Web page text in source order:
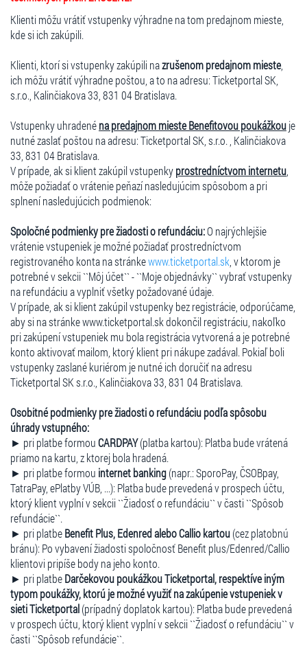
Klienti môžu vrátiť vstupenky výhradne na tom predajnom mieste,
kde si ich zakúpili.
Klienti, ktorí si vstupenky zakúpili nazrušenom predajnom mieste,
ich môžu vrátiť výhradne poštou, a to na adresu: Ticketportal SK,
s.r.o., Kalinčiakova 33, 831 04 Bratislava.
Vstupenky uhradenéna predajnom mieste Benefitovou poukážkouje
nutné zaslať poštou na adresu: Ticketportal SK, s.r.o. , Kalinčiakova
33, 831 04 Bratislava.
V prípade, ak si klient zakúpil vstupenkyprostredníctvom internetu
môže požiadať o vrátenie peňazí nasledujúcim spôsobom a pri
splnení nasledujúcich podmienok:
Spoločné podmienky pre žiadosti o refundáciu:O najrýchlejšie
vrátenie vstupeniek je možné požiadať prostredníctvom
registrovaného konta na stránkewww.ticketportal.sk , v ktorom je
potrebné v sekcii ``Môj účet`` - ``Moje objednávky`` vybrať vstupenky
na refundáciu a vyplniť všetky požadované údaje.
V prípade, ak si klient zakúpil vstupenky bez registrácie, odporúčame,
aby si na stránke www.ticketportal.sk dokončil registráciu, nakoľko
pri zakúpení vstupeniek mu bola registrácia vytvorená a je potrebné
konto aktivovať mailom, ktorý klient pri nákupe zadával. Pokiaľ boli
vstupenky zaslané kuriérom je nutné ich doručiť na adresu
Ticketportal SK s.r.o., Kalinčiakova 33, 831 04 Bratislava.
Osobitné podmienky pre žiadosti o refundáciu podľa spôsobu
úhrady vstupného:
► pri platbe formouCARDPAY(platba kartou): Platba bude vrátená
priamo na kartu, z ktorej bola hradená.
► pri platbe formou internet banking(napr.: SporoPay, ČSOBpay,
TatraPay, ePlatby VÚB, ...): Platba bude prevedená v prospech účtu,
ktorý klient vyplní v sekcii ``Žiadosť o refundáciu`` v časti ``Spôsob
refundácie``.
► pri platbeBenefit Plus, Edenred alebo Callio kartou(cez platobnú
bránu): Po vybavení žiadosti spoločnosť Benefit plus/Edenred/Callio
klientovi pripíše body na jeho konto.
► pri platbeDarčekovou poukážkou Ticketportal, respektíve iným
typom poukážky, ktorú je možné využiť na zakúpenie vstupeniek v
sieti Ticketportal(prípadný doplatok kartou): Platba bude prevedená
v prospech účtu, ktorý klient vyplní v sekcii ``Žiadosť o refundáciu`` v
časti ``Spôsob refundácie``.